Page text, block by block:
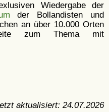
Wiedergabe der
der Bollandisten und
an über 10.000 Orten
zum Thema mit
aktualisiert: 24.07.2026